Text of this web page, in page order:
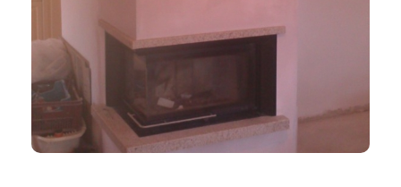
Rohový Krb
TEPLOVZDUŠNÉ KRBY